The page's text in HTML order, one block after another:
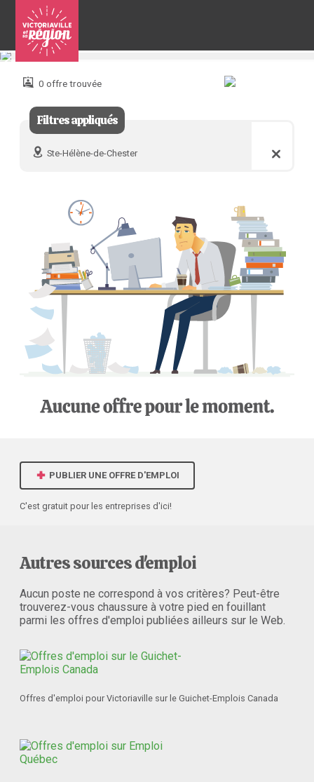
Pour
joindre 0 offre trouvée
Filtres appliqués
Ste-Hélène-de-Chester
PUBLIER UNE OFFRE D'EMPLOI
C'est gratuit pour les entreprises d'ici!
Autres sources d'emploi
Aucun poste ne correspond à vos critères? Peut-être
trouverez-vous chaussure à votre pied en fouillant
parmi les offres d'emploi publiées ailleurs sur le Web.
Offres d'emploi pour Victoriaville sur le Guichet-Emplois Canada